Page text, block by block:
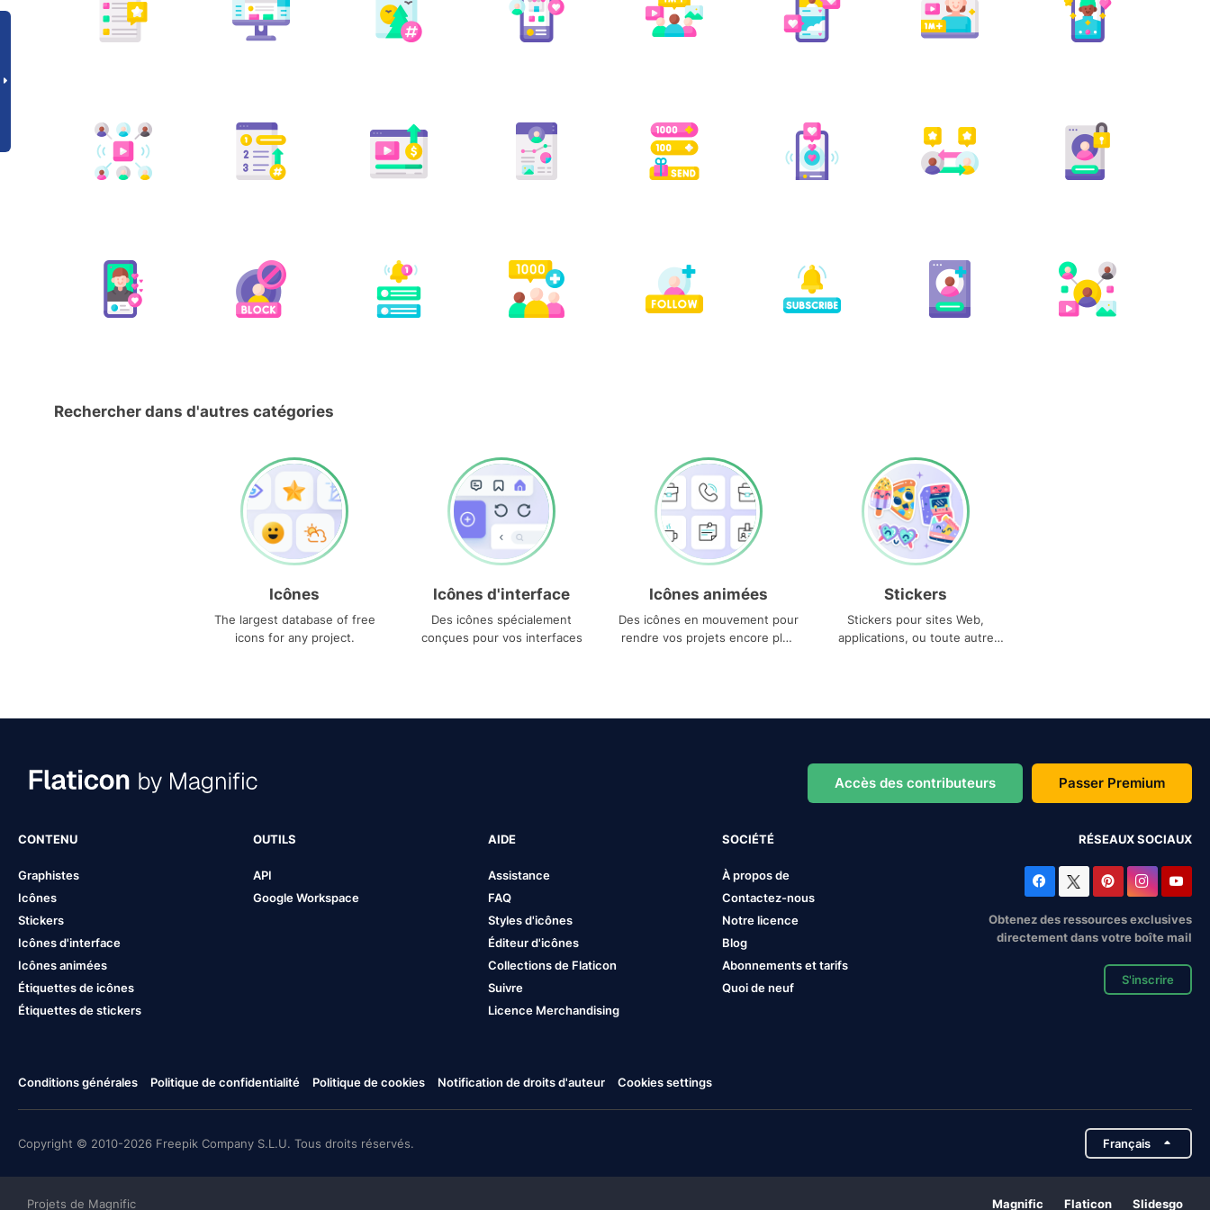
Rechercher dans d'autres catégories
Icônes
The largest database of free
icons for any project.
Icônes d'interface
Des icônes spécialement
conçues pour vos interfaces
Icônes animées
Des icônes en mouvement pour
rendre vos projets encore plus
Stickers
Stickers pour sites Web,
applications, ou toute autre
Accès des contributeurs Passer Premium
CONTENU
Graphistes
Icônes
Stickers
Icônes d'interface
Icônes animées
Étiquettes de icônes
Étiquettes de stickers
OUTILS
API
Google Workspace
AIDE
Assistance
FAQ
Styles d'icônes
Éditeur d'icônes
Collections de Flaticon
Suivre
Licence Merchandising
SOCIÉTÉ
À propos de
Contactez-nous
Notre licence
Blog
Abonnements et tarifs
Quoi de neuf
RÉSEAUX SOCIAUX
Obtenez des ressources exclusives
directement dans votre boîte mail
S'inscrire
Conditions générales Politique de confidentialité Politique de cookies Notification de droits d'auteur Cookies settings
Copyright © 2010-2026 Freepik Company S.L.U. Tous droits réservés. Français
Projets de Magnific Magnific Flaticon Slidesgo